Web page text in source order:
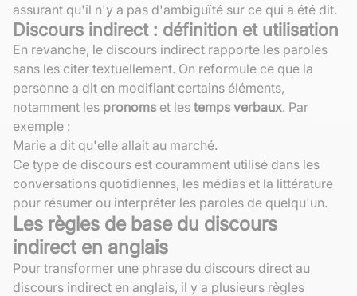
assurant qu'il n'y a pas d'ambiguïté sur ce qui a été dit.
Discours indirect : définition et utilisation
En revanche, le discours indirect rapporte les paroles
sans les citer textuellement. On reformule ce que la
personne a dit en modifiant certains éléments,
notamment les pronoms et les temps verbaux. Par
exemple :
Marie a dit qu'elle allait au marché.
Ce type de discours est couramment utilisé dans les
conversations quotidiennes, les médias et la littérature
pour résumer ou interpréter les paroles de quelqu'un.
Les règles de base du discours
indirect en anglais
Pour transformer une phrase du discours direct au
discours indirect en anglais, il y a plusieurs règles